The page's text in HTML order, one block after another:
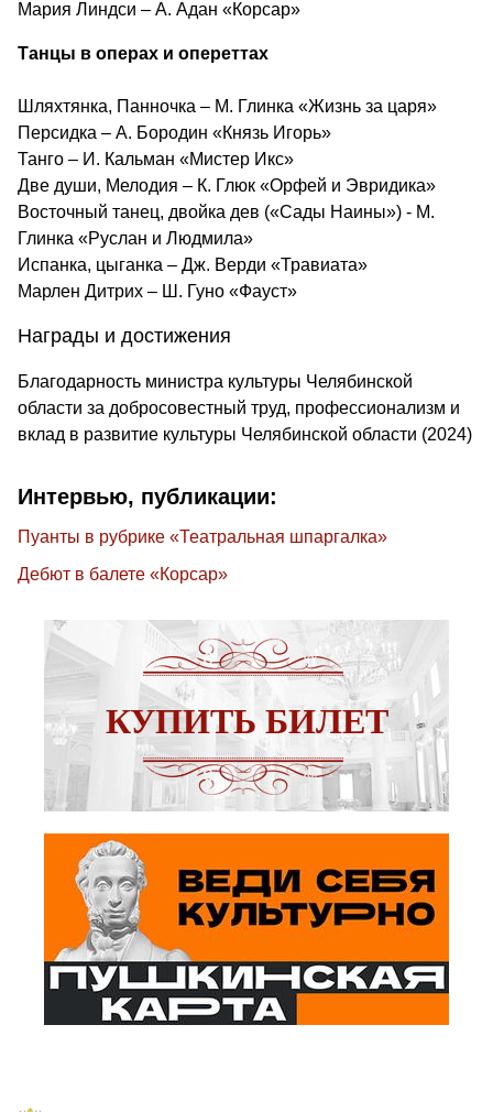
Мария Линдси – А. Адан «Корсар»
Танцы в операх и опереттах
Шляхтянка, Панночка – М. Глинка «Жизнь за царя»
Персидка – А. Бородин «Князь Игорь»
Танго – И. Кальман «Мистер Икс»
Две души, Мелодия – К. Глюк «Орфей и Эвридика»
Восточный танец, двойка дев («Сады Наины») - М.
Глинка «Руслан и Людмила»
Испанка, цыганка – Дж. Верди «Травиата»
Марлен Дитрих – Ш. Гуно «Фауст»
Награды и достижения
Благодарность министра культуры Челябинской
области за добросовестный труд, профессионализм и
вклад в развитие культуры Челябинской области (2024)
Интервью, публикации:
Пуанты в рубрике «Театральная шпаргалка»
Дебют в балете «Корсар»
КУПИТЬ БИЛЕТ